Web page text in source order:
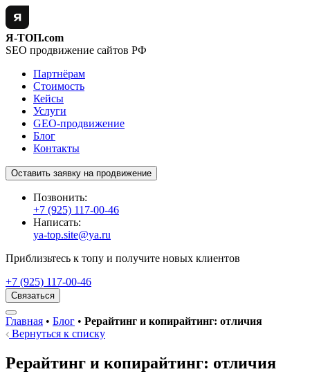
Я-ТОП.com
SEO продвижение сайтов РФ
Партнёрам
Стоимость
Кейсы
Услуги
GEO-продвижение
Блог
Контакты
Оставить заявку на продвижение
Позвонить:
+7 (925) 117-00-46
Написать:
ya-top.site@ya.ru
Приблизьтесь к топу и получите новых клиентов
+7 (925) 117-00-46
Связаться
Главная • Блог • Рерайтинг и копирайтинг: отличия
Вернуться к списку
Рерайтинг и копирайтинг: отличия